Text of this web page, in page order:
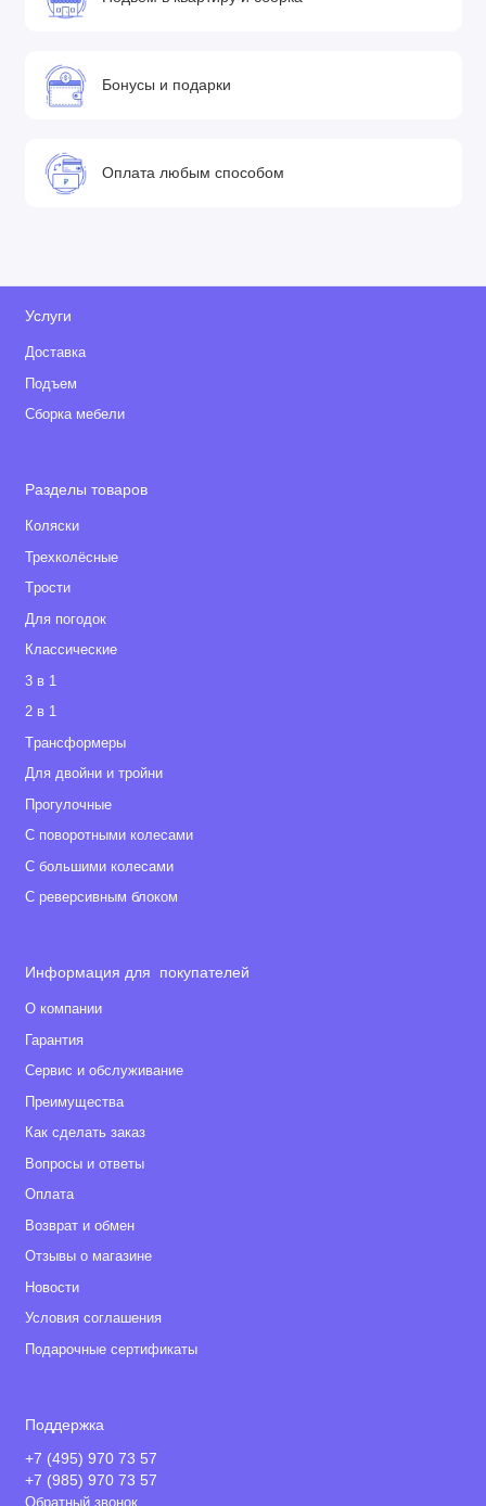
Бонусы и подарки
Оплата любым способом
Услуги
Доставка
Подъем
Сборка мебели
Разделы товаров
Коляски
Трехколёсные
Tрости
Для погодок
Классические
3 в 1
2 в 1
Tрансформеры
Для двойни и тройни
Прогулочные
С поворотными колесами
С большими колесами
С реверсивным блоком
Информация для покупателей
О компании
Гарантия
Сервис и обслуживание
Преимущества
Как сделать заказ
Вопросы и ответы
Оплата
Возврат и обмен
Отзывы о магазине
Новости
Условия соглашения
Подарочные сертификаты
Поддержка
+7 (495) 970 73 57
+7 (985) 970 73 57